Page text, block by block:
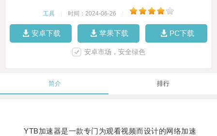
工具 时间：2024-06-26
安卓下载 苹果下载 PC下载
安卓市场，安全绿色
简介 排行
YTB加速器是一款专门为观看视频而设计的网络加速